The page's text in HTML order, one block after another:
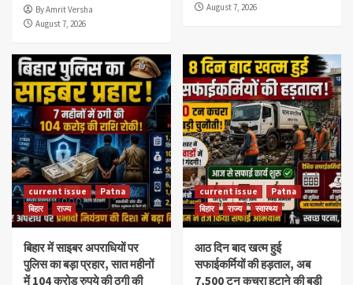
By Amrit Versha
August 7, 2026
August 7, 2026
current issue
Patna
बिहार
राज्य
बिहार में साइबर अपराधियों पर
पुलिस का बड़ा प्रहार, सात महीनों
में 104 करोड़ रुपये की ठगी की
current issue
Patna
बिहार
राज्य स्वास्थ्य
आठ दिन बाद खत्म हुई
सफाईकर्मियों की हड़ताल, अब
7,500 टन कचरा हटाने की बड़ी